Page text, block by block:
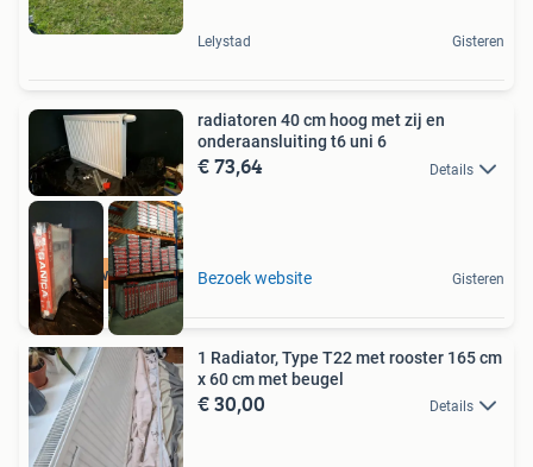
Lelystad Gisteren
hoge wattage
radiatoren 40 cm hoog met zij en
onderaansluiting t6 uni 6
€ 73,64 Details
Bezoek website Gisteren
1 Radiator, Type T22 met rooster 165 cm
x 60 cm met beugel
€ 30,00 Details